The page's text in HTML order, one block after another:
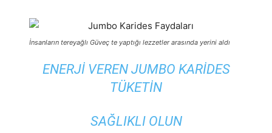
İnsanların tereyağlı Güveç te yaptığı lezzetler arasında yerini aldı
ENERJI VEREN JUMBO KARIDES
TÜKETIN
SAĞLIKLI OLUN